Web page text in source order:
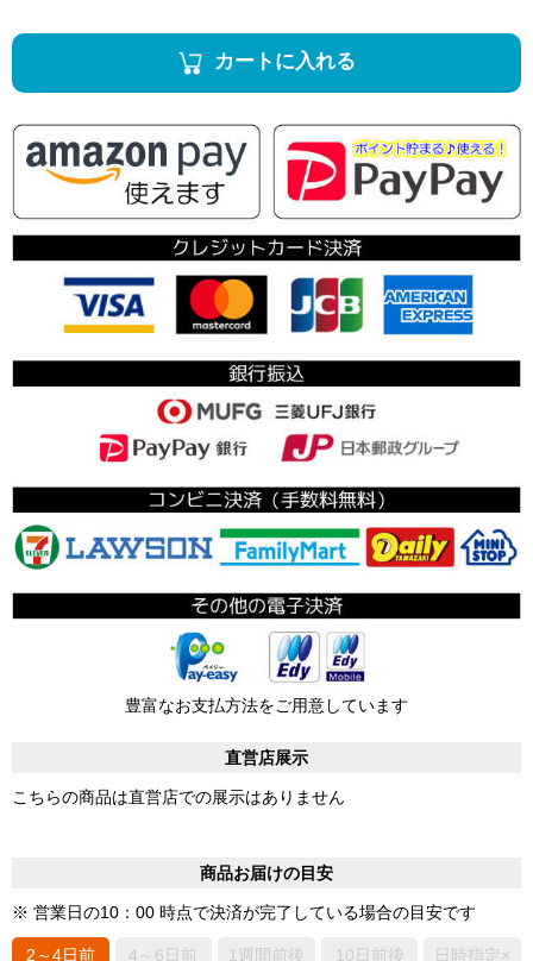
カートに入れる
豊富なお支払方法をご用意しています
直営店展示
こちらの商品は直営店での展示はありません
商品お届けの目安
※ 営業日の10：00 時点で決済が完了している場合の目安です
2～4日前 4～6日前 1週間前後 10日前後 日時指定×